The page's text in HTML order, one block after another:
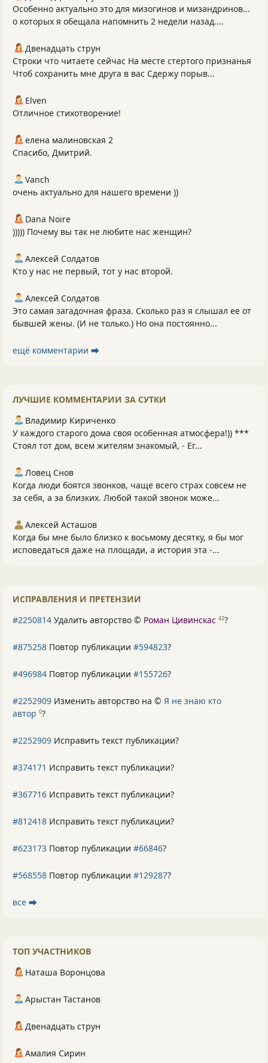
Особенно актуально это для мизогинов и мизандринов...
о которых я обещала напомнить 2 недели назад....
Двенадцать струн
Строки что читаете сейчас На месте стертого признанья
Чтоб сохранить мне друга в вас Сдержу порыв...
Elven
Отличное стихотворение!
елена малиновская 2
Спасибо, Дмитрий.
Vanch
очень актуально для нашего времени ))
Dana Noire
))))) Почему вы так не любите нас женщин?
Алексей Солдатов
Кто у нас не первый, тот у нас второй.
Алексей Солдатов
Это самая загадочная фраза. Сколько раз я слышал ее от
бывшей жены. (И не только.) Но она постоянно...
ещё комментарии ⮕
ЛУЧШИЕ КОММЕНТАРИИ ЗА СУТКИ
Владимир Кириченко
У каждого старого дома своя особенная атмосфера!)) ***
Стоял тот дом, всем жителям знакомый, - Ег...
Ловец Снов
Когда люди боятся звонков, чаще всего страх совсем не
за себя, а за близких. Любой такой звонок може...
Алексей Асташов
Когда бы мне было близко к восьмому десятку, я бы мог
исповедаться даже на площади, а история эта -...
ИСПРАВЛЕНИЯ И ПРЕТЕНЗИИ
#2250814 Удалить авторство © Роман Цивинскас 42?
#875258 Повтор публикации #594823?
#496984 Повтор публикации #155726?
#2252909 Изменить авторство на © Я не знаю кто
автор 0?
#2252909 Исправить текст публикации?
#374171 Исправить текст публикации?
#367716 Исправить текст публикации?
#812418 Исправить текст публикации?
#623173 Повтор публикации #66846?
#568558 Повтор публикации #129287?
все ⮕
ТОП УЧАСТНИКОВ
Наташа Воронцова
Арыстан Тастанов
Двенадцать струн
Амалия Сирин